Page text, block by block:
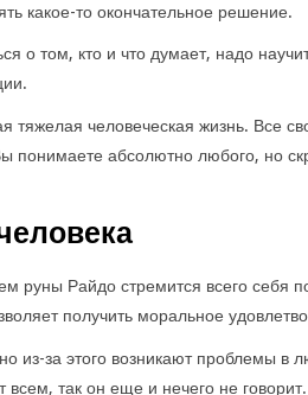
какое-то окончательное решение.
о том, кто и что думает, надо
тяжелая человеческая жизнь. Все
понимаете абсолютно любого, но
руны Райдо стремится всего себя
получить моральное
из-за этого возникают проблемы в
всем, так он еще и нечего не